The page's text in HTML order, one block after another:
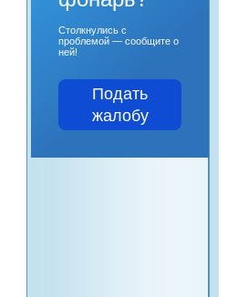
Столкнулись с
проблемой — сообщите о
ней!
Подать
жалобу